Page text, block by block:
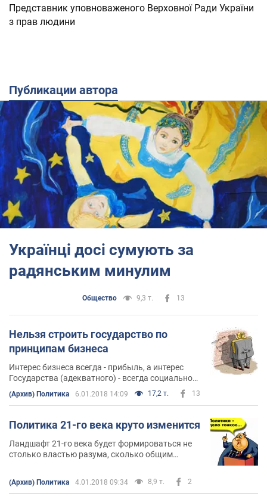
Представник уповноваженого Верховної Ради України
з прав людини
Публикации автора
Українці досі сумують за
радянським минулим
Общество 9,3 т. 13
Нельзя строить государство по
принципам бизнеса
Интерес бизнеса всегда - прибыль, а интерес
Государства (адекватного) - всегда социальное
благосостояние, общий уровень которого
величина комплексная и зачастую субъективна
(Архив) Политика 6.01.2018 14:09 17,2 т. 13
Политика 21-го века круто изменится
Ландшафт 21-го века будет формироваться не
столько властью разума, сколько общим
(Архив) Политика 4.01.2018 09:34 8,9 т. 2